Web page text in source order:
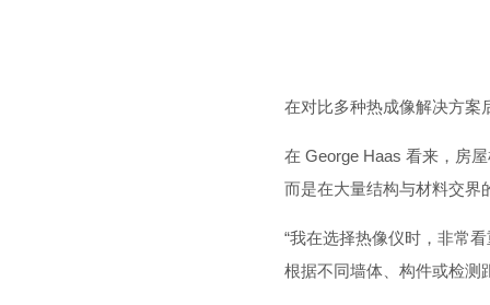
在对比多种热成像解决方案
在 George Haas 看来，房
而是在大量结构与材料交界
“我在选择热像仪时，非常
根据不同墙体、构件或检测